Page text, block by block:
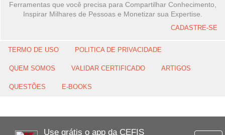
Use grátis o app da CEFIS
Ferramentas que você precisa para Compartilhar Conhecimento,
Inspirar Milhares de Pessoas e Monetizar sua Expertise.
CADASTRE-SE
TERMO DE USO POLITICA DE PRIVACIDADE
QUEM SOMOS VALIDAR CERTIFICADO ARTIGOS
QUESTÕES E-BOOKS